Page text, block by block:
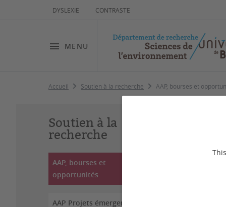
DYSLEXIE CONTRASTE
MENU
Accueil Soutien à la recherche AAP, bourses et
Soutien à la
recherche
AAP, bourses et
opportunités
AAP Projets émergents